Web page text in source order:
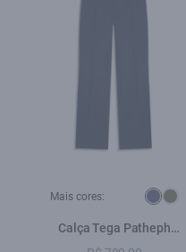
Mais cores:
Calça Tega Patheph
Marinho